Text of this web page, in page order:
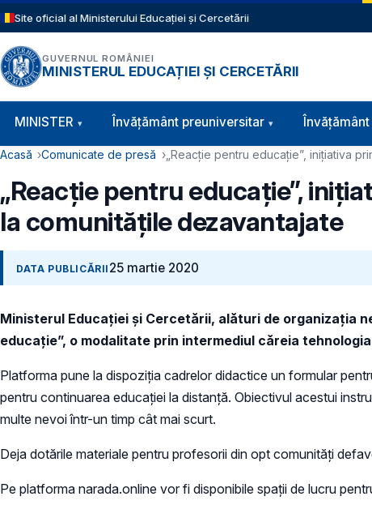
Sari la conținutul principal
Site oficial al Ministerului Educației și Cercetării
GUVERNUL ROMÂNIEI
MINISTERUL EDUCAȚIEI ȘI CERCETĂRII
Navigație principală
MINISTER Învăţământ preuniversitar
Cale de navigare
Acasă Comunicate de presă „Reacție pentru educație”, inițiativa
„Reacție pentru educație”,
la comunitățile dezavantajate
DATA PUBLICĂRII 25 martie 2020
Ministerul Educației și Cercetării, alături de organizația
educație”, o modalitate prin intermediul căreia
Platforma pune la dispoziția cadrelor didactice un formular
pentru continuarea educației la distanță. Obiectivul acestui
multe nevoi într-un timp cât mai scurt.
Deja dotările materiale pentru profesorii din opt comunități
Pe platforma narada.online vor fi disponibile spații de lucru